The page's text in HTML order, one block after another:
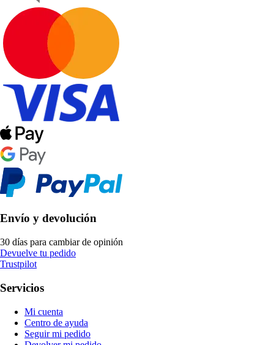
Envío y devolución
30 días para cambiar de opinión
Devuelve tu pedido
Trustpilot
Servicios
Mi cuenta
Centro de ayuda
Seguir mi pedido